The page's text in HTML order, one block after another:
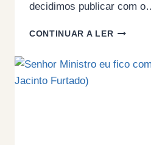
decidimos publicar com
CONTINUAR A LER
EU